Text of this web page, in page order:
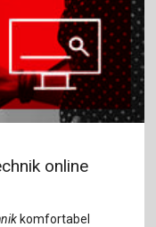
online
komfortabel